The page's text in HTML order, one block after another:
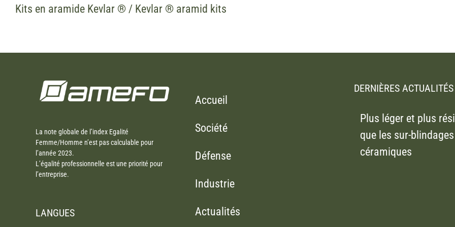
Kits en aramide Kevlar ® / Kevlar ® aramid kits
La note globale de l’index Egalité
Femme/Homme n’est pas calculable pour
l’année 2023.
L’égalité professionnelle est une priorité pour
l’entreprise.
LANGUES
Accueil
Société
Défense
Industrie
Actualités
DERNIÈRES ACTUALITÉS
Plus léger et plus
que les sur-blindages
céramiques